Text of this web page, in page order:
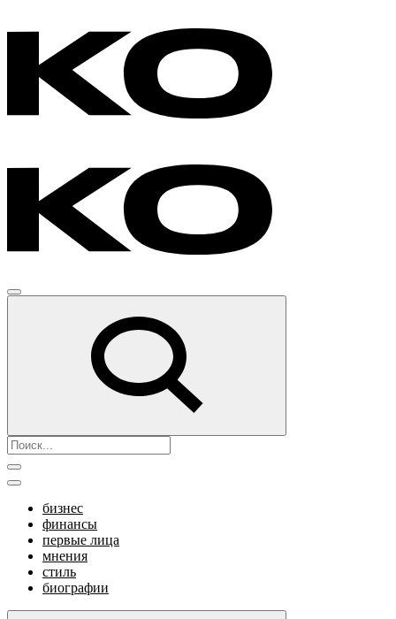
бизнес
финансы
первые лица
мнения
стиль
биографии